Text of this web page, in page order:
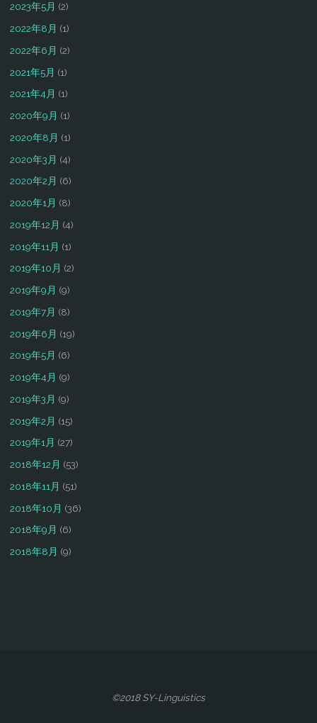
2023年5月 (2)
2022年8月 (1)
2022年6月 (2)
2021年5月 (1)
2021年4月 (1)
2020年9月 (1)
2020年8月 (1)
2020年3月 (4)
2020年2月 (6)
2020年1月 (8)
2019年12月 (4)
2019年11月 (1)
2019年10月 (2)
2019年9月 (9)
2019年7月 (8)
2019年6月 (19)
2019年5月 (6)
2019年4月 (9)
2019年3月 (9)
2019年2月 (15)
2019年1月 (27)
2018年12月 (53)
2018年11月 (51)
2018年10月 (36)
2018年9月 (6)
2018年8月 (9)
©2018 SY-Linguistics